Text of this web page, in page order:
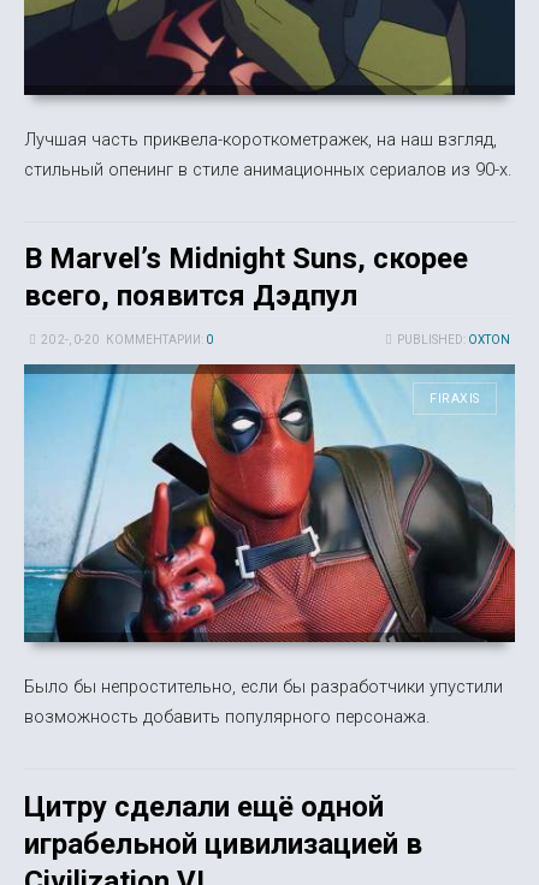
Лучшая часть приквела-короткометражек, на наш взгляд,
стильный опенинг в стиле анимационных сериалов из 90-х.
В Marvel’s Midnight Suns, скорее
всего, появится Дэдпул
PUBLISHED: OXTON
20 2-, 0-20 КОММЕНТАРИИ: 0
FIRAXIS
Было бы непростительно, если бы разработчики упустили
возможность добавить популярного персонажа.
Цитру сделали ещё одной
играбельной цивилизацией в